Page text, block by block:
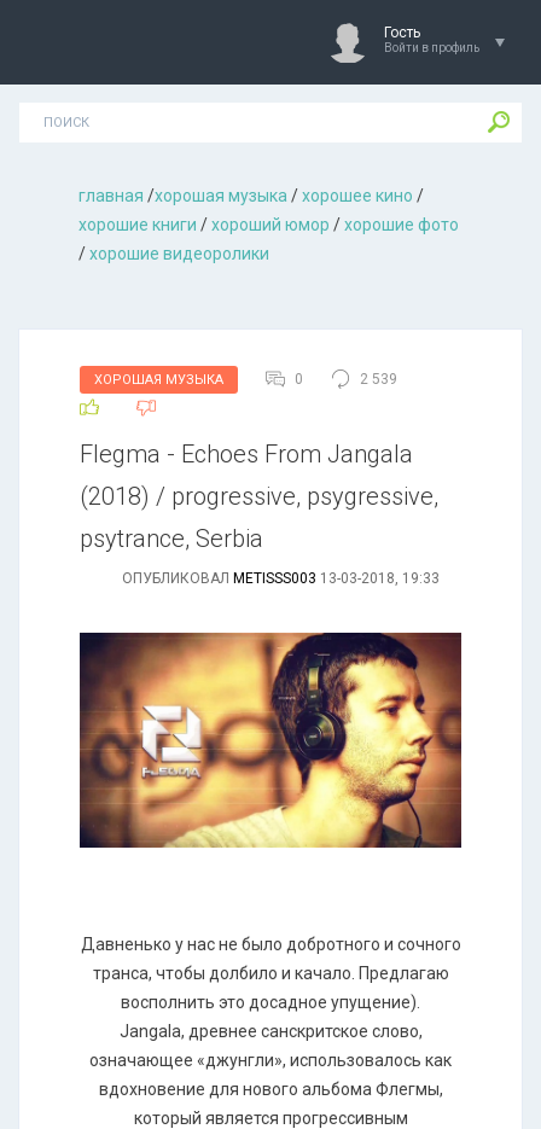
Гость
Войти в профиль
главная /хорошая музыкa /хорошее кино /
хорошие книги /хороший юмор /хорошие фото
/хорошие видеоролики
ХОРОШАЯ МУЗЫКА 0 2 539
Flegma - Echoes From Jangala
(2018) / progressive, psygressive,
psytrance, Serbia
ОПУБЛИКОВАЛ METISSS003 13-03-2018, 19:33
Давненько у нас не было добротного и сочного
транса, чтобы долбило и качало. Предлагаю
восполнить это досадное упущение).
Jangala, древнее санскритское слово,
означающее «джунгли», использовалось как
вдохновение для нового альбома Флегмы,
который является прогрессивным